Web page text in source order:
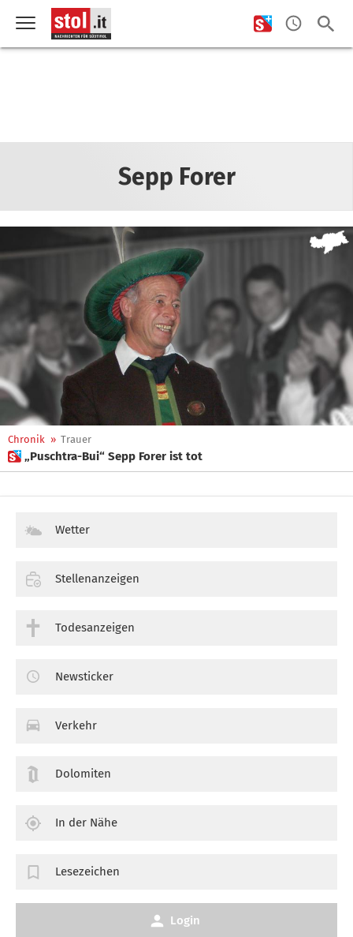
Sepp Forer
Chronik » Trauer
 „Puschtra-Bui“ Sepp Forer ist tot
Wetter
Stellenanzeigen
Todesanzeigen
Newsticker
Verkehr
Dolomiten
In der Nähe
Lesezeichen
Login